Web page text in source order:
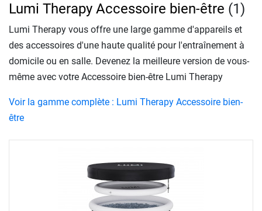
Lumi Therapy Accessoire bien-être (1)
Lumi Therapy vous offre une large gamme d'appareils et
des accessoires d'une haute qualité pour l'entraînement à
domicile ou en salle. Devenez la meilleure version de vous-
même avec votre Accessoire bien-être Lumi Therapy
Voir la gamme complète : Lumi Therapy Accessoire bien-
être